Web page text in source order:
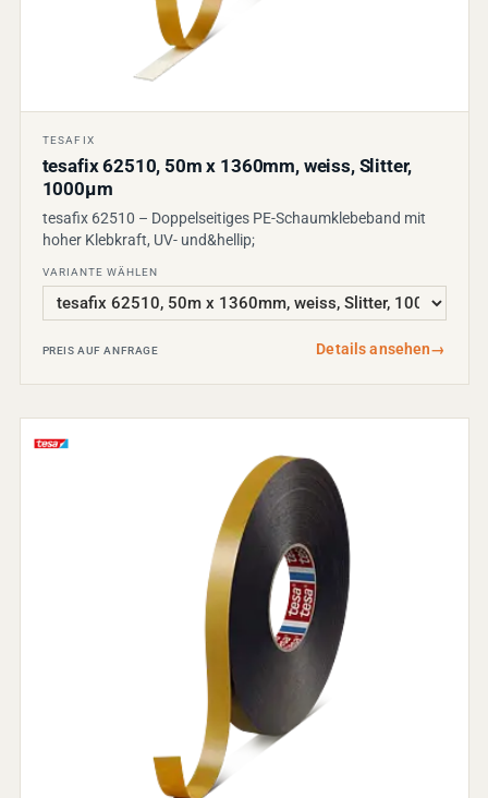
TESAFIX
tesafix 62510, 50m x 1360mm, weiss, Slitter,
1000µm
tesafix 62510 – Doppelseitiges PE-Schaumklebeband mit
hoher Klebkraft, UV- und&hellip;
VARIANTE WÄHLEN
PREIS AUF ANFRAGE Details ansehen→